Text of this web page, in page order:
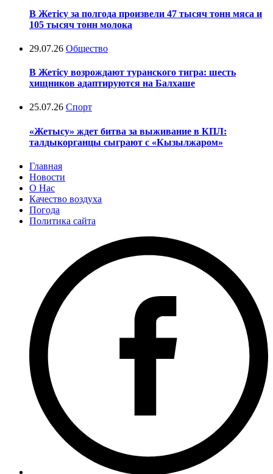
В Жетісу за полгода произвели 47 тысяч тонн мяса и
105 тысяч тонн молока
29.07.26 Общество
В Жетісу возрождают туранского тигра: шесть
хищников адаптируются на Балхаше
25.07.26 Спорт
«Жетысу» ждет битва за выживание в КПЛ:
талдыкорганцы сыграют с «Кызылжаром»
Главная
Новости
О Нас
Качество воздуха
Погода
Политика сайта